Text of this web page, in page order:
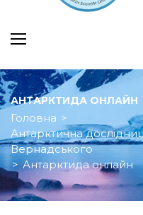
АНТАРКТИДА ОНЛАЙН
Головна >
Антарктична
Вернадського
> Антарктида онлайн